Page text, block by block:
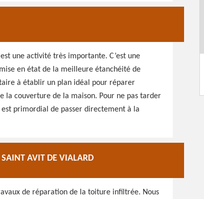
une activité très importante. C’est une
en état de la meilleure étanchéité de
à établir un plan idéal pour réparer
couverture de la maison. Pour ne pas tarder
primordial de passer directement à la
SAINT AVIT DE VIALARD
de réparation de la toiture infiltrée. Nous